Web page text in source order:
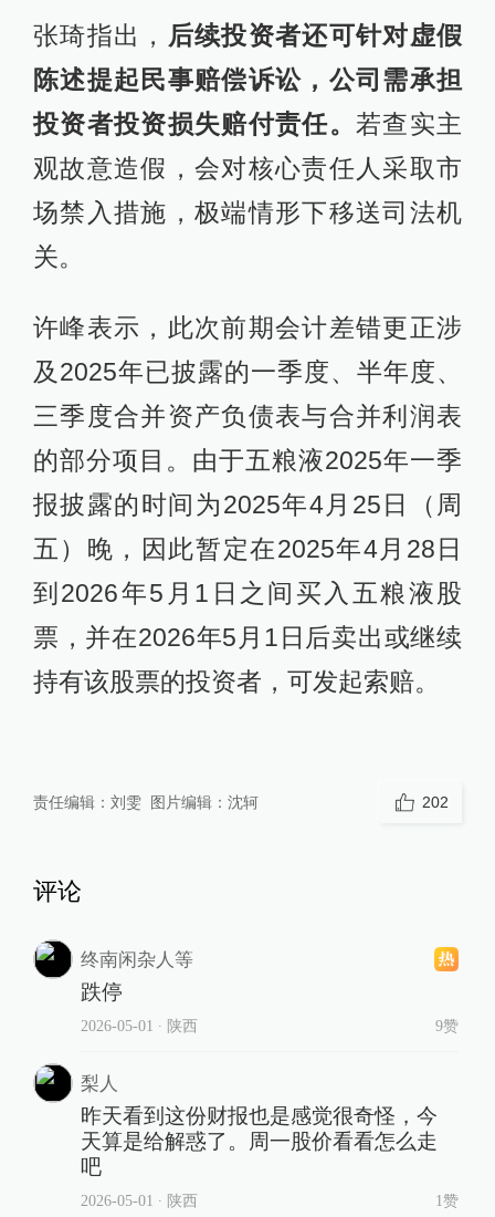
张琦指出， 后续投资者还可针对虚假
陈述提起民事赔偿诉讼，公司需承担
投资者投资损失赔付责任。若查实主
观故意造假，会对核心责任人采取市
场禁入措施，极端情形下移送司法机
关。
许峰表示，此次前期会计差错更正涉
及2025年已披露的一季度、半年度、
三季度合并资产负债表与合并利润表
的部分项目。由于五粮液2025年一季
报披露的时间为2025年4月25日（周
五）晚，因此暂定在2025年4月28日
到2026年5月1日之间买入五粮液股
票，并在2026年5月1日后卖出或继续
持有该股票的投资者，可发起索赔。
责任编辑： 刘雯 图片编辑： 沈轲 202
评论
终南闲杂人等
跌停
2026-05-01 ∙ 陕西 9赞
梨人
昨天看到这份财报也是感觉很奇怪，今
天算是给解惑了。周一股价看看怎么走
吧
2026-05-01 ∙ 陕西 1赞